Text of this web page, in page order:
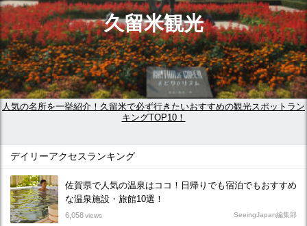
久留米観光
人気の名所を一挙紹介！久留米で必ず行きたいおすすめの観光スポットラン
キングTOP10！
デイリーアクセスランキング
佐賀県で人気の温泉はココ！日帰りでも宿泊でもおすすめ
な温泉施設・旅館10選！
6,058views SeeingJapan編集部